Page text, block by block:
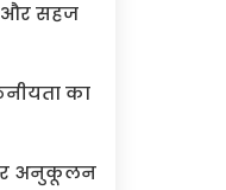
और सहज
का
अनुकूलन